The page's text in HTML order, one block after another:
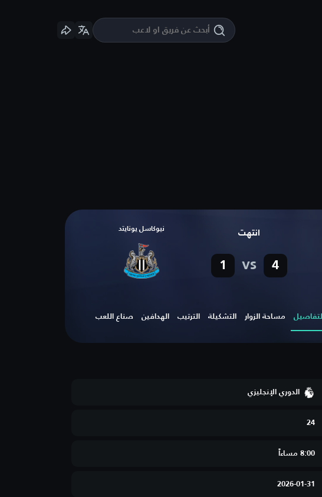
انتهت
4
vs
1
نيوكاسل يونايتد
التفاصيل مساحة الزوار التشكيلة الترتيب الهدافين صناع اللعب
الدوري الإنجليزي
24
8:00 مساءاََ
2026-01-31